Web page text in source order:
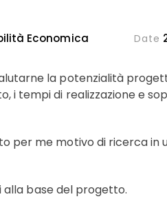
Economica Date
la potenzialità
i tempi di realizzazione e
per me motivo di ricerca
alla base del progetto.